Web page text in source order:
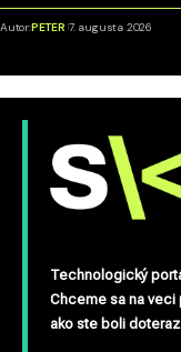
Autor:PETER 7. augusta 2026
Technologický
Chceme sa na
ako ste boli doteraz